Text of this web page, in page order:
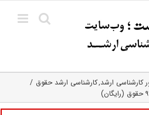
کارشناسی ارشد کارشناسی ارشد حقوق